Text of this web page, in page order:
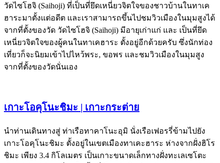
วัดไซโฮจิ (Saihoji) ที่เป็นที่ยึดเหนี่ยวจิตใจของชาวบ้านในทาเค
ฮาระมาตั้งแต่อดีต และเราสามารถขึ้นไปชมวิวเมืองในมุมสูงได้
จากที่ตั้งของวัด วัดไซโฮจิ (Saihoji) มีอายุเก่าแก่ และ เป็นที่ยึด
เหนี่ยวจิตใจของผู้คนในทาเคฮาระ ตั้งอยู่อีกด้วยครับ ซึ่งนักท่อง
เที่ยวก็จะนิยมเข้าไปไหว้พระ, ขอพร และชมวิวเมืองในมุมสูง
จากที่ตั้งของวัดนั่นเอง
เกาะโอคุโนะชิมะ | เกาะกระต่าย
นำท่านเดินทางสู่ ท่าเรือทาคาโนะอุมิ นั่งเรือเฟอรรี่ข้ามไปยัง
เกาะโอคุโนะชิมะ ตั้งอยู่ในเขตเมืองทาเคะฮาระ ห่างจากฝั่งฮิโร
ชิมะ เพียง 3.4 กิโลเมตร เป็นเกาะขนาดเล็กทางฝั่งทะเลเซโตะ